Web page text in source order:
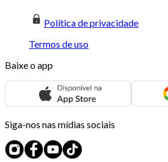
Política de privacidade
Termos de uso
Baixe o app
Siga-nos nas mídias sociais